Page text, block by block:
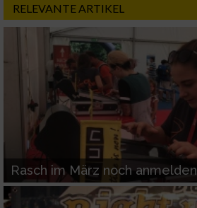
RELEVANTE ARTIKEL
Rasch im März noch anmelden